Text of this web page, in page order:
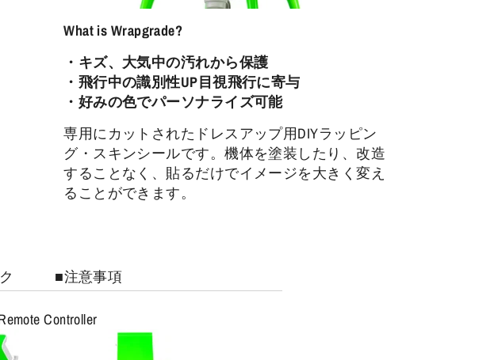
What is Wrapgrade?
・キズ、大気中の汚れから保護
・飛行中の識別性UP目視飛行に寄与
・好みの色でパーソナライズ可能
専用にカットされたドレスアップ用DIYラッピン
グ・スキンシールです。機体を塗装したり、改造
することなく、貼るだけでイメージを大きく変え
ることができます。
■注意事項
Controller